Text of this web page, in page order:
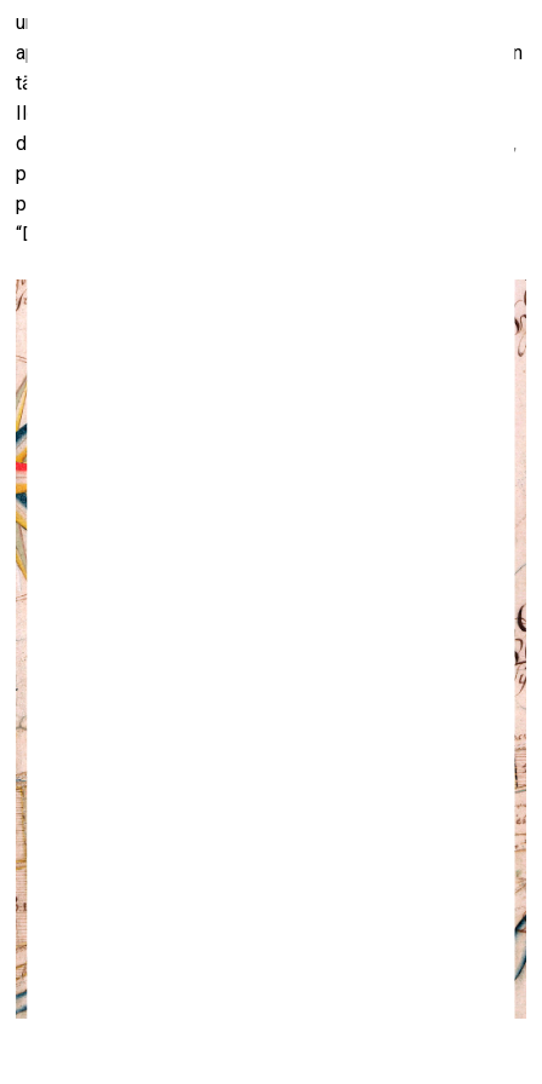
un lasīšanai jau atvērts ir Latvijas Nacionālās bibliotēkas
apgādā klajā nākušais rakstu krājums „Viduslaiku Livonija un
tās vēsturiskais mantojums” (sastādītāji Andris Levāns,
Ilgvars Misāns un Gustavs Strenga). Tos, kam joprojām
dārgi Pērkons un Pīkols, Potrimps un Pergrubis, iespējams,
pie prāta vedīs Alda Pūteļa monogrāfiskais pētījums par
pseidolatviskās pseidomitoloģijas Romoves birzi –
“Domas par latviešu mitoloģiju”